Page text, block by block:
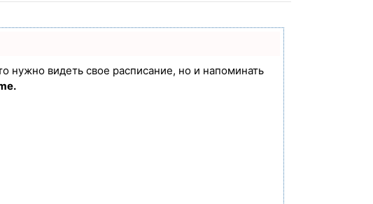
нужно видеть свое расписание, но и напоминать